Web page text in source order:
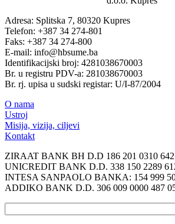
Adresa: Splitska 7, 80320 Kupres
Telefon: +387 34 274-801
Faks: +387 34 274-800
E-mail: info@hbsume.ba
Identifikacijski broj: 4281038670003
Br. u registru PDV-a: 281038670003
Br. rj. upisa u sudski registar: U/I-87/2004
O nama
Ustroj
Misija, vizija, ciljevi
Kontakt
ZIRAAT BANK BH D.D 186 201 0310
UNICREDIT BANK D.D. 338 150 2289
INTESA SANPAOLO BANKA: 154 999
ADDIKO BANK D.D. 306 009 0000 487